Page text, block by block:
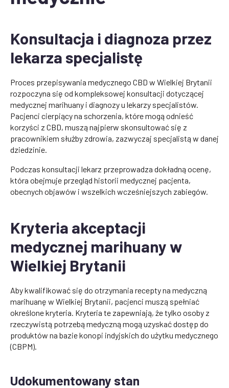
Konsultacja i diagnoza przez
lekarza specjalistę
Proces przepisywania medycznego CBD w Wielkiej Brytanii
rozpoczyna się od kompleksowej konsultacji dotyczącej
medycznej marihuany i diagnozy u lekarzy specjalistów.
Pacjenci cierpiący na schorzenia, które mogą odnieść
korzyści z CBD, muszą najpierw skonsultować się z
pracownikiem służby zdrowia, zazwyczaj specjalistą w danej
dziedzinie.
Podczas konsultacji lekarz przeprowadza dokładną ocenę,
która obejmuje przegląd historii medycznej pacjenta,
obecnych objawów i wszelkich wcześniejszych zabiegów.
Kryteria akceptacji
medycznej marihuany w
Wielkiej Brytanii
Aby kwalifikować się do otrzymania recepty na medyczną
marihuanę w Wielkiej Brytanii, pacjenci muszą spełniać
określone kryteria. Kryteria te zapewniają, że tylko osoby z
rzeczywistą potrzebą medyczną mogą uzyskać dostęp do
produktów na bazie konopi indyjskich do użytku medycznego
(CBPM).
Udokumentowany stan